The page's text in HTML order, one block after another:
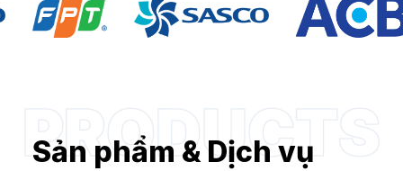
Sản phẩm & Dịch vụ